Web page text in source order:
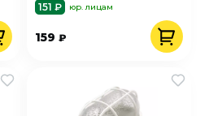
151 ₽
юр. лицам
159₽